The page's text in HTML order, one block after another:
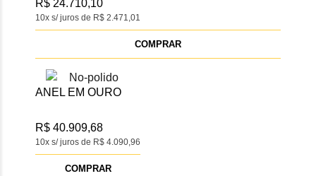
10x s/ juros de R$ 2.471,01
R$ 24.710,10
COMPRAR
ANEL EM OURO
10x s/ juros de R$ 4.090,96
R$ 40.909,68
COMPRAR